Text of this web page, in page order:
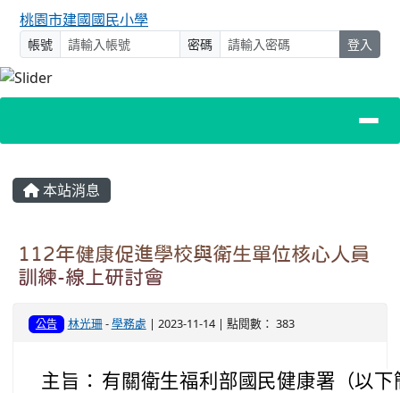
桃園市建國國民小學
帳號 密碼 登入
主內容區域
本站消息
112年健康促進學校與衛生單位核心人員
訓練-線上研討會
公告 林光珊-學務處 | 2023-11-14 | 點閱數： 383
主旨： 有關衛生福利部國民健康署（以